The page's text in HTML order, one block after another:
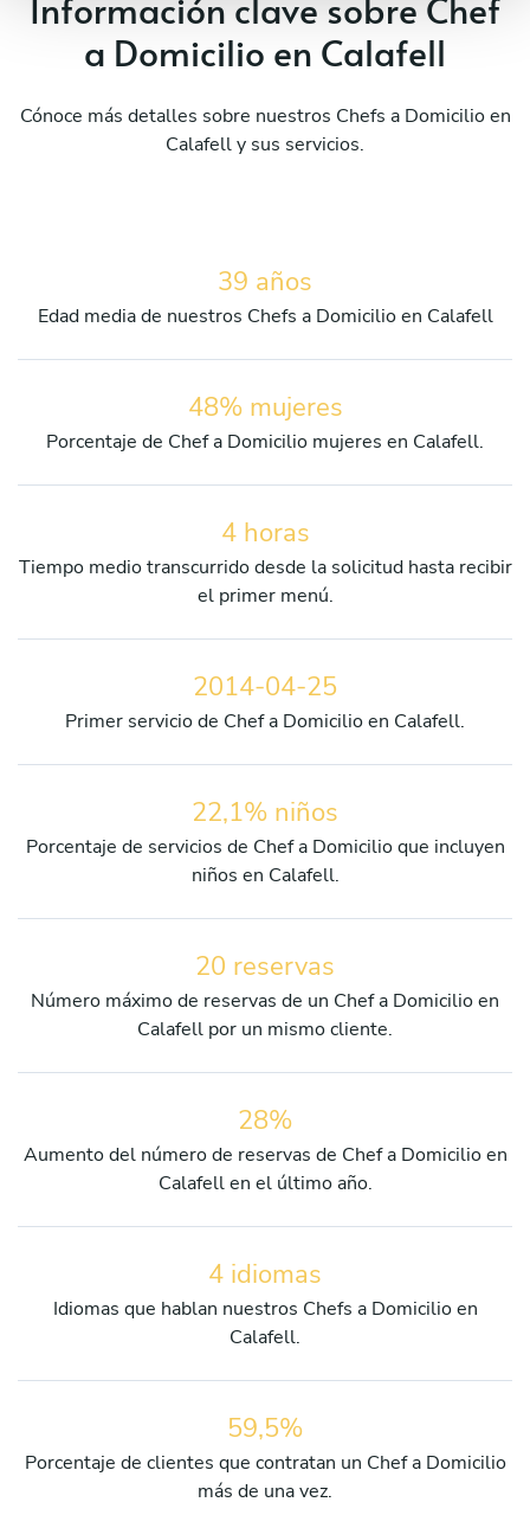
a Domicilio en Calafell
Cónoce más detalles sobre nuestros Chefs a Domicilio en
Calafell y sus servicios.
39 años
Edad media de nuestros Chefs a Domicilio en Calafell
48% mujeres
Porcentaje de Chef a Domicilio mujeres en Calafell.
4 horas
Tiempo medio transcurrido desde la solicitud hasta recibir
el primer menú.
2014-04-25
Primer servicio de Chef a Domicilio en Calafell.
22,1% niños
Porcentaje de servicios de Chef a Domicilio que incluyen
niños en Calafell.
20 reservas
Número máximo de reservas de un Chef a Domicilio en
Calafell por un mismo cliente.
28%
Aumento del número de reservas de Chef a Domicilio en
Calafell en el último año.
4 idiomas
Idiomas que hablan nuestros Chefs a Domicilio en
Calafell.
59,5%
Porcentaje de clientes que contratan un Chef a Domicilio
más de una vez.